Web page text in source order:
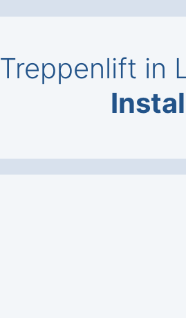
Treppenlift in